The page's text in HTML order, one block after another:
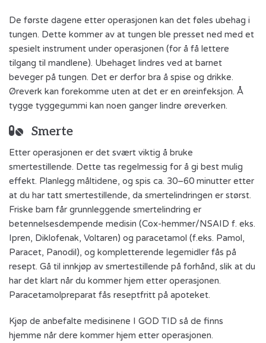
De første dagene etter operasjonen kan det føles ubehag i
tungen. Dette kommer av at tungen ble presset ned med et
spesielt instrument under operasjonen (for å få lettere
tilgang til mandlene). Ubehaget lindres ved at barnet
beveger på tungen. Det er derfor bra å spise og drikke.
Øreverk kan forekomme uten at det er en øreinfeksjon. Å
tygge tyggegummi kan noen ganger lindre øreverken.
Smerte
Etter operasjonen er det svært viktig å bruke
smertestillende. Dette tas regelmessig for å gi best mulig
effekt. Planlegg måltidene, og spis ca. 30–60 minutter etter
at du har tatt smertestillende, da smertelindringen er størst.
Friske barn får grunnleggende smertelindring er
betennelsesdempende medisin (Cox-hemmer/NSAID f. eks.
Ipren, Diklofenak, Voltaren) og paracetamol (f.eks. Pamol,
Paracet, Panodil), og kompletterende legemidler fås på
resept. Gå til innkjøp av smertestillende på forhånd, slik at du
har det klart når du kommer hjem etter operasjonen.
Paracetamolpreparat fås reseptfritt på apoteket.
Kjøp de anbefalte medisinene I GOD TID så de finns
hjemme når dere kommer hjem etter operasjonen.